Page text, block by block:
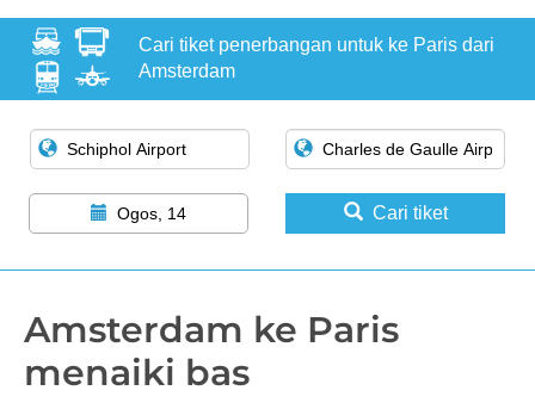
Cari tiket penerbangan untuk ke Paris dari
Amsterdam
Ogos, 14 Cari tiket
Amsterdam ke Paris
menaiki bas